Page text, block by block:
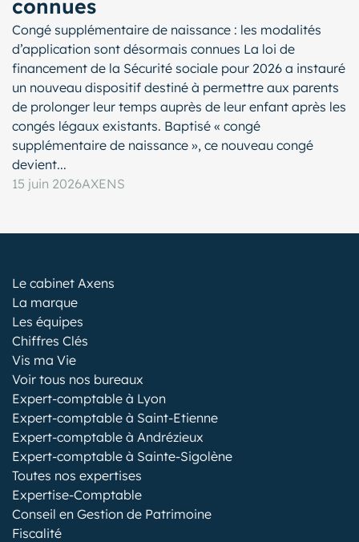
connues
Congé supplémentaire de naissance : les modalités
d’application sont désormais connues La loi de
financement de la Sécurité sociale pour 2026 a instauré
un nouveau dispositif destiné à permettre aux parents
de prolonger leur temps auprès de leur enfant après les
congés légaux existants. Baptisé « congé
supplémentaire de naissance », ce nouveau congé
devient...
15 juin 2026AXENS
Le cabinet Axens
La marque
Les équipes
Chiffres Clés
Vis ma Vie
Voir tous nos bureaux
Expert-comptable à Lyon
Expert-comptable à Saint-Etienne
Expert-comptable à Andrézieux
Expert-comptable à Sainte-Sigolène
Toutes nos expertises
Expertise-Comptable
Conseil en Gestion de Patrimoine
Fiscalité